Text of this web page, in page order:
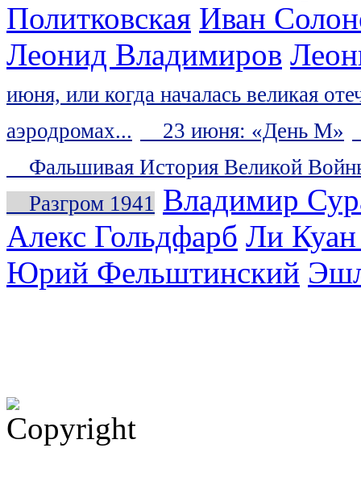
Политковская Иван
Леонид Владимиров
июня, или когда началась великая
аэродромах...
23 июня: «День М»
Фальшивая История Великой
Разгром 1941 Владимир
Алекс Гольдфарб Ли
Юрий Фельштинский